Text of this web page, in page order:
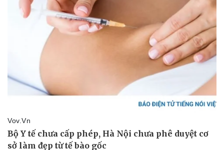
Vụ án
Tin nóng
Tư vấn luật
Việt Nam